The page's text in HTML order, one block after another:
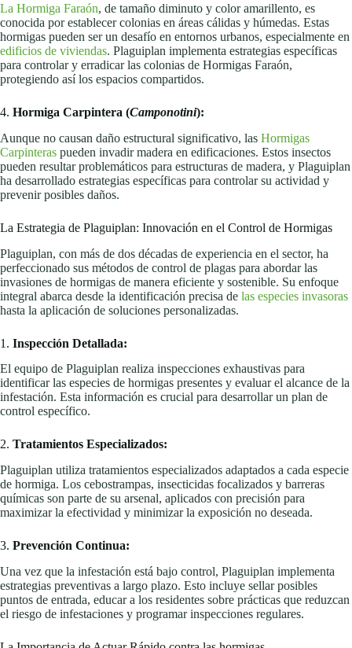
La Hormiga Faraón, de tamaño diminuto y color amarillento, es
conocida por establecer colonias en áreas cálidas y húmedas. Estas
hormigas pueden ser un desafío en entornos urbanos, especialmente en
edificios de viviendas. Plaguiplan implementa estrategias específicas
para controlar y erradicar las colonias de Hormigas Faraón,
protegiendo así los espacios compartidos.
4. Hormiga Carpintera (Camponotini):
Aunque no causan daño estructural significativo, las Hormigas
Carpinteras pueden invadir madera en edificaciones. Estos insectos
pueden resultar problemáticos para estructuras de madera, y Plaguiplan
ha desarrollado estrategias específicas para controlar su actividad y
prevenir posibles daños.
La Estrategia de Plaguiplan: Innovación en el Control de Hormigas
Plaguiplan, con más de dos décadas de experiencia en el sector, ha
perfeccionado sus métodos de control de plagas para abordar las
invasiones de hormigas de manera eficiente y sostenible. Su enfoque
integral abarca desde la identificación precisa de las especies invasoras
hasta la aplicación de soluciones personalizadas.
1. Inspección Detallada:
El equipo de Plaguiplan realiza inspecciones exhaustivas para
identificar las especies de hormigas presentes y evaluar el alcance de la
infestación. Esta información es crucial para desarrollar un plan de
control específico.
2. Tratamientos Especializados:
Plaguiplan utiliza tratamientos especializados adaptados a cada especie
de hormiga. Los cebostrampas, insecticidas focalizados y barreras
químicas son parte de su arsenal, aplicados con precisión para
maximizar la efectividad y minimizar la exposición no deseada.
3. Prevención Continua:
Una vez que la infestación está bajo control, Plaguiplan implementa
estrategias preventivas a largo plazo. Esto incluye sellar posibles
puntos de entrada, educar a los residentes sobre prácticas que reduzcan
el riesgo de infestaciones y programar inspecciones regulares.